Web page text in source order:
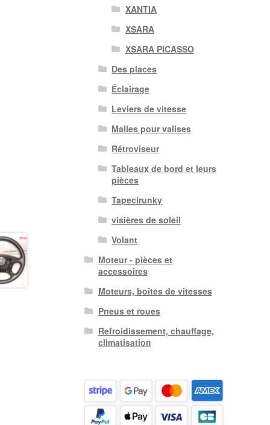
XANTIA
XSARA
XSARA PICASSO
Des places
Éclairage
Leviers de vitesse
Malles pour valises
Rétroviseur
Tableaux de bord et leurs
pièces
Tapecírunky
visières de soleil
Volant
Moteur - pièces et
accessoires
Moteurs, boîtes de vitesses
Pneus et roues
Refroidissement, chauffage,
climatisation